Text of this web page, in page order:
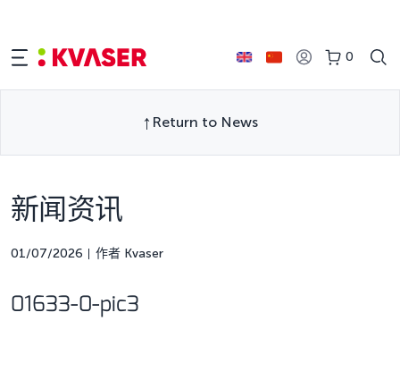
0
Return to News
新闻资讯
01/07/2026 作者 Kvaser
01633-0-pic3